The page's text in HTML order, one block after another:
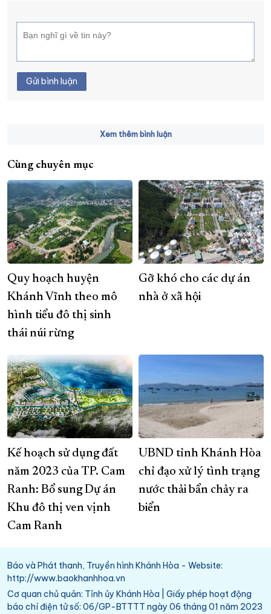
Gửi bình luận
Xem thêm bình luận
Cùng chuyên mục
Quy hoạch huyện
Khánh Vĩnh theo mô
hình tiểu đô thị sinh
thái núi rừng
Gỡ khó cho các dự án
nhà ở xã hội
Kế hoạch sử dụng đất
năm 2023 của TP. Cam
Ranh: Bổ sung Dự án
Khu đô thị ven vịnh
Cam Ranh
UBND tỉnh Khánh Hòa
chỉ đạo xử lý tình trạng
nước thải bẩn chảy ra
biển
Báo và Phát thanh, Truyền hình Khánh Hòa - Website:
http://www.baokhanhhoa.vn
Cơ quan chủ quản: Tỉnh ủy Khánh Hòa | Giấy phép hoạt động
báo chí điện tử số: 06/GP-BTTTT ngày 06 tháng 01 năm 2023